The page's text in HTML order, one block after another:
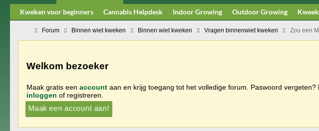
Kweken voor beginners
Cannabis Helpdesk Indoor Growing Outdoor Growing
Forum Binnen wiet kweken Binnen wiet kweken Vragen binnenwiet kweken Zou een
Welkom bezoeker
Maak gratis een account aan en krijg toegang tot het volledige forum. Paswoord vergeten?
inloggen of registreren.
Maak een account aan!